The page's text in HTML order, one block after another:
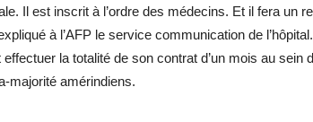
Il est inscrit à l’ordre des médecins. Et il fera un
à l’AFP le service communication de l’hôpital.
la totalité de son contrat d’un mois au sein
majorité amérindiens.